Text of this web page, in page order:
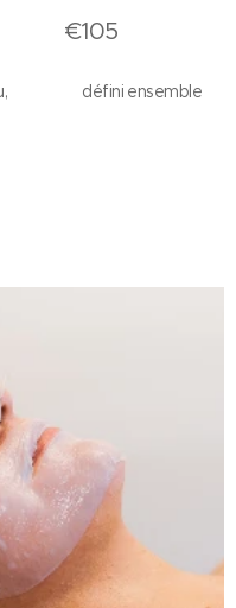
€105
peau, défini ensemble